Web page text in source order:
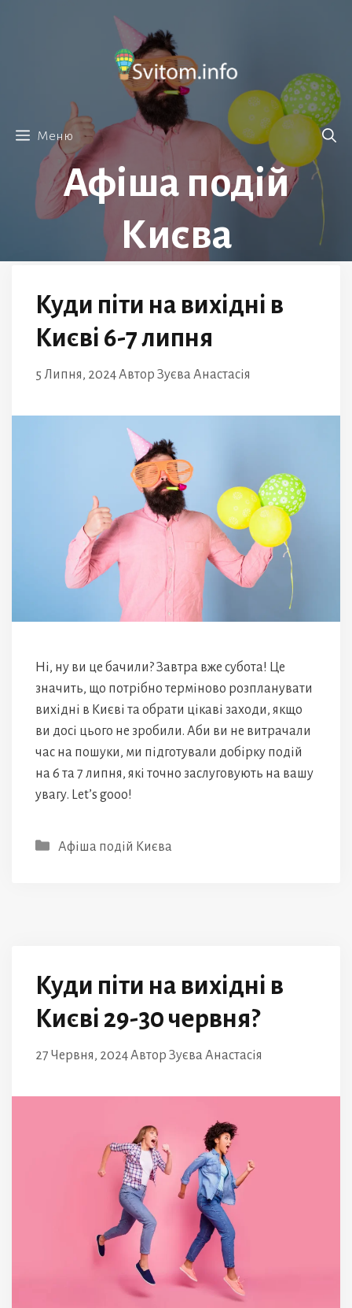
Меню
Афіша подій
Києва
Куди піти на вихідні в
Києві 6-7 липня
5 Липня, 2024Автор Зуєва Анастасія
Ні, ну ви це бачили? Завтра вже субота! Це
значить, що потрібно терміново розпланувати
вихідні в Києві та обрати цікаві заходи, якщо
ви досі цього не зробили. Аби ви не витрачали
час на пошуки, ми підготували добірку подій
на 6 та 7 липня, які точно заслуговують на вашу
увагу. Let’s gooo!
Категорії
Афіша подій Києва
Куди піти на вихідні в
Києві 29-30 червня?
27 Червня, 2024Автор Зуєва Анастасія